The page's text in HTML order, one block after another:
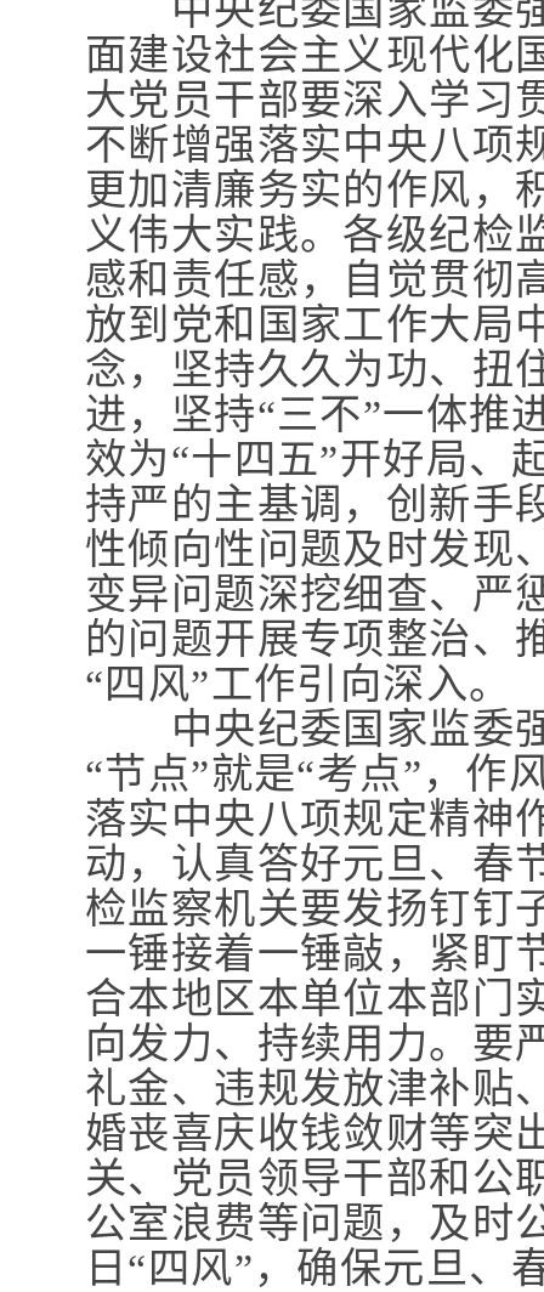
中央纪委国家监委强
面建设社会主义现代化
大党员干部要深入学习
不断增强落实中央八项
更加清廉务实的作风，
义伟大实践。各级纪检
感和责任感，自觉贯彻
放到党和国家工作大局
念，坚持久久为功、扭
进，坚持“三不”一体推
效为“十四五”开好局、
持严的主基调，创新手
性倾向性问题及时发现
变异问题深挖细查、严
的问题开展专项整治、
“四风”工作引向深入。
中央纪委国家监委强
“节点”就是“考点”，作
落实中央八项规定精神
动，认真答好元旦、春
检监察机关要发扬钉钉
一锤接着一锤敲，紧盯
合本地区本单位本部门
向发力、持续用力。要
礼金、违规发放津补贴
婚丧喜庆收钱敛财等突
关、党员领导干部和公
公室浪费等问题，及时
日“四风”，确保元旦、